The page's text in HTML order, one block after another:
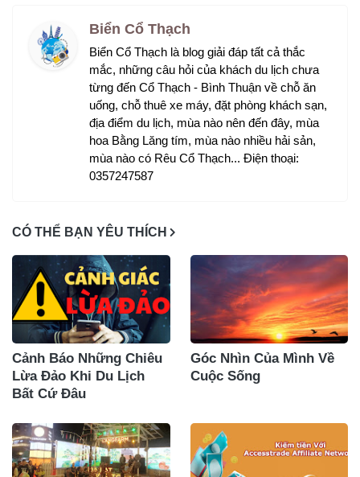
Biển Cổ Thạch
Biển Cổ Thạch là blog giải đáp tất cả thắc
mắc, những câu hỏi của khách du lịch chưa
từng đến Cổ Thạch - Bình Thuận về chỗ ăn
uống, chỗ thuê xe máy, đặt phòng khách sạn,
địa điểm du lịch, mùa nào nên đến đây, mùa
hoa Bằng Lăng tím, mùa nào nhiều hải sản,
mùa nào có Rêu Cổ Thạch... Điện thoại:
0357247587
CÓ THỂ BẠN YÊU THÍCH
Cảnh Báo Những Chiêu
Lừa Đảo Khi Du Lịch
Bất Cứ Đâu
Góc Nhìn Của Mình Về
Cuộc Sống